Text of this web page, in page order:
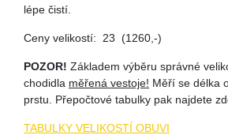
lépe čistí.
Ceny velikostí: 23 (1260,-)
POZOR! Základem výběru správné
chodidla měřená vestoje! Měří se délka
prstu. Přepočtové tabulky pak najdete
TABULKY VELIKOSTÍ OBUVI